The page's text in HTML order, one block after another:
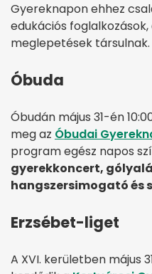
Gyereknapon ehhez
edukációs
meglepetések társulnak.
Óbuda
Óbudán május 31-én
meg az Óbudai
program egész napos
gyerekkoncert,
hangszersimogató és
Erzsébet-liget
A XVI. kerületben május